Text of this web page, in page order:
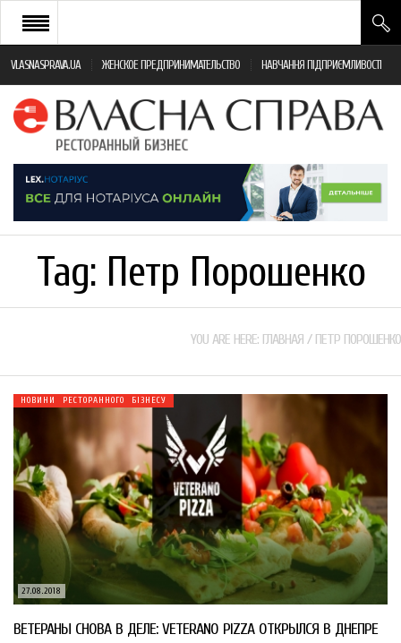
VLASNASPRAVA.UA ЖЕНСКОЕ ПРЕДПРИНИМАТЕЛЬСТВО НАВЧАННЯ ПІДПРИЄМЛИВОСТІ
НОВИНИ РЕСТОРАННОГО БІЗНЕСУ
ЯК ВІДКРИТИ ТА УСПІШНО КЕРУВАТИ
МОНІТОРИНГ ЗАКОНОДАВСТВА
ФРАНЧАЙЗИНГ
Tag: Петр Порошенко
YOU ARE HERE: ГЛАВНАЯ / ПЕТР ПОРОШЕНКО
27.08.2018
НОВИНИ РЕСТОРАННОГО БІЗНЕСУ
ВЕТЕРАНЫ СНОВА В ДЕЛЕ: VETERANO PIZZA ОТКРЫЛСЯ В ДНЕПРЕ